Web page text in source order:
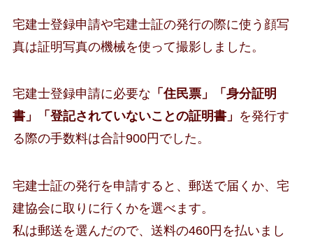
宅建士登録申請や宅建士証の発行の際に使う顔写
真は証明写真の機械を使って撮影しました。
宅建士登録申請に必要な 「住民票」「身分証明
書」「登記されていないことの証明書」 を発行す
る際の手数料は合計900円でした。
宅建士証の発行を申請すると、郵送で届くか、宅
建協会に取りに行くかを選べます。
私は郵送を選んだので、送料の460円を払いまし